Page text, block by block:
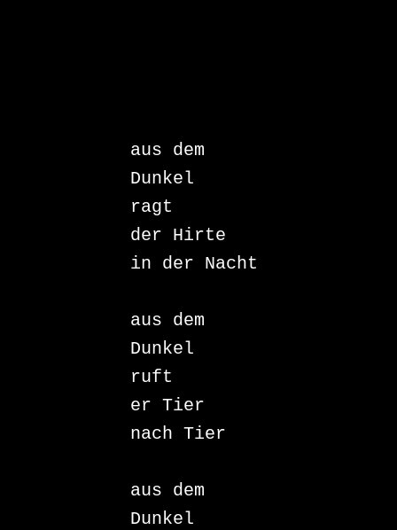
aus dem
Dunkel
ragt
der Hirte
in der Nacht
aus dem
Dunkel
ruft
er Tier
nach Tier
aus dem
Dunkel